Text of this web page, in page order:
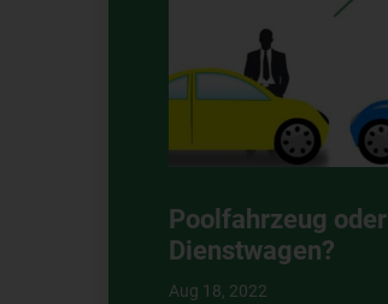
Poolfahrzeug oder
Dienstwagen?
Aug 18, 2022